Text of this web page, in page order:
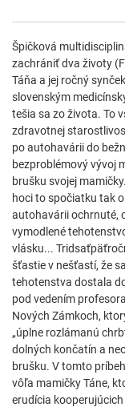
Špičková
zachrániť dva životy
Táňa a jej ročný
slovenským
tešia sa zo života. To
zdravotnej
po autohavárii do
bezproblémový vývoj
brušku svojej
hoci to spočiatku tak
autohavárii ochrnuté,
vymodlené
vlásku...
šťastie v nešťastí, že
tehotenstva dostala
pod vedením
Nových Zámkoch,
„úplne rozlámanú
dolných končatín a
brušku. V tomto
vôľa mamičky Táne,
erudícia